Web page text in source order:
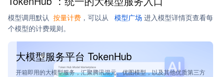
模型调用默认 按量计费 ， 可以从 模型广场 进入模型详情页查看每
个模型的计费规则。
大模型服务平台 TokenHub
开箱即用的大模型服务，汇聚腾讯混元、优图模型，以及其他优质第三方